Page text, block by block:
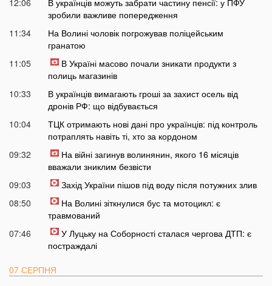
зробили важливе попередження
11:34
На Волині чоловік погрожував поліцейським
гранатою
11:05
В Україні масово почали зникати продукти з
полиць магазинів
10:33
В українців вимагають гроші за захист осель від
дронів РФ: що відбувається
10:04
ТЦК отримають нові дані про українців: під контроль
потраплять навіть ті, хто за кордоном
09:32
На війні загинув волинянин, якого 16 місяців
вважали зниклим безвісти
09:03
Захід України пішов під воду після потужних злив
08:50
На Волині зіткнулися бус та мотоцикл: є
травмований
07:46
У Луцьку на Соборності сталася чергова ДТП: є
постраждалі
07 СЕРПНЯ